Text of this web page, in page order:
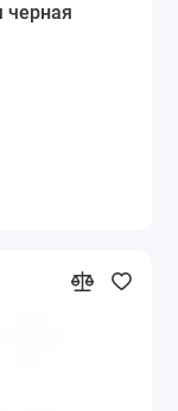
черная